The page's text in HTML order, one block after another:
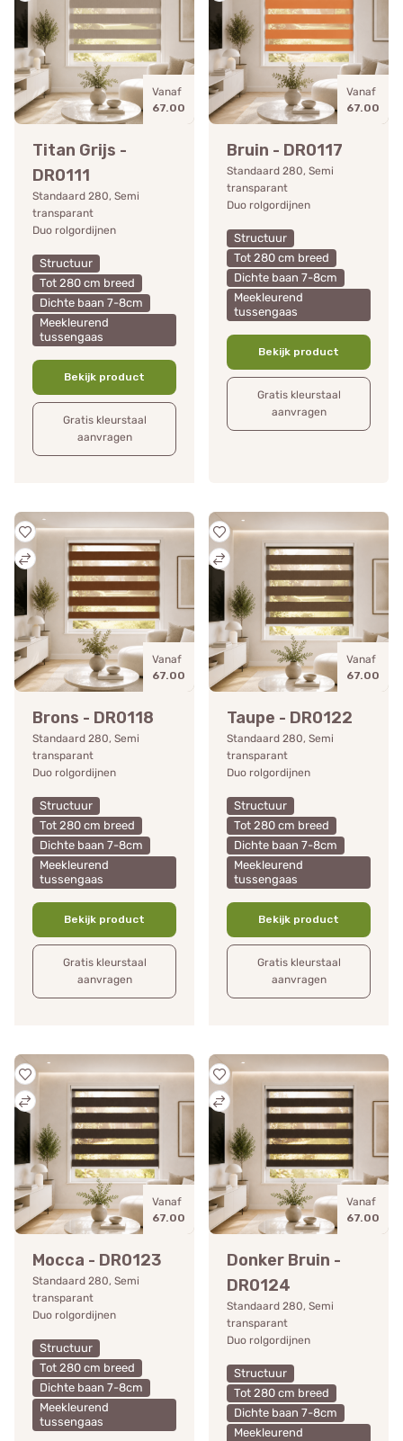
Vanaf
67.00
Titan Grijs -
DR0111
Standaard 280, Semi
transparant
Duo rolgordijnen
Structuur
Tot 280 cm breed
Dichte baan 7-8cm
Meekleurend
tussengaas
Bekijk product
Gratis kleurstaal
aanvragen
Vanaf
67.00
Bruin - DR0117
Standaard 280, Semi
transparant
Duo rolgordijnen
Structuur
Tot 280 cm breed
Dichte baan 7-8cm
Meekleurend
tussengaas
Bekijk product
Gratis kleurstaal
aanvragen
Vanaf
67.00
Brons - DR0118
Standaard 280, Semi
transparant
Duo rolgordijnen
Structuur
Tot 280 cm breed
Dichte baan 7-8cm
Meekleurend
tussengaas
Bekijk product
Gratis kleurstaal
aanvragen
Vanaf
67.00
Taupe - DR0122
Standaard 280, Semi
transparant
Duo rolgordijnen
Structuur
Tot 280 cm breed
Dichte baan 7-8cm
Meekleurend
tussengaas
Bekijk product
Gratis kleurstaal
aanvragen
Vanaf
67.00
Mocca - DR0123
Standaard 280, Semi
transparant
Duo rolgordijnen
Structuur
Tot 280 cm breed
Dichte baan 7-8cm
Meekleurend
tussengaas
Vanaf
67.00
Donker Bruin -
DR0124
Standaard 280, Semi
transparant
Duo rolgordijnen
Structuur
Tot 280 cm breed
Dichte baan 7-8cm
Meekleurend